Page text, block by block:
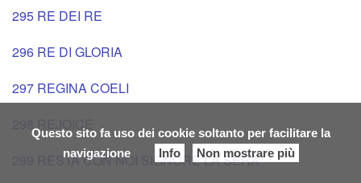
Questo sito fa uso dei cookie soltanto per facilitare la
navigazione
Info Non mostrare più
295 RE DEI RE
296 RE DI GLORIA
297 REGINA COELI
298 REJOICE
299 RESTA CON NOI SIGNORE LA SERA